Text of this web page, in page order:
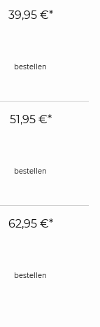
39,95 €*
bestellen
51,95 €*
bestellen
62,95 €*
bestellen